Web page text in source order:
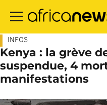
contenu
INFOS
Kenya : la grève
suspendue, 4
manifestations